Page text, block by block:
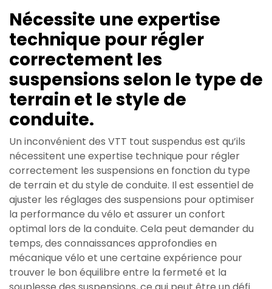
Nécessite une expertise
technique pour régler
correctement les
suspensions selon le type de
terrain et le style de
conduite.
Un inconvénient des VTT tout suspendus est qu’ils
nécessitent une expertise technique pour régler
correctement les suspensions en fonction du type
de terrain et du style de conduite. Il est essentiel de
ajuster les réglages des suspensions pour optimiser
la performance du vélo et assurer un confort
optimal lors de la conduite. Cela peut demander du
temps, des connaissances approfondies en
mécanique vélo et une certaine expérience pour
trouver le bon équilibre entre la fermeté et la